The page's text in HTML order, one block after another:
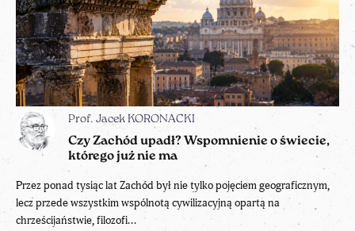
Prof. Jacek KORONACKI
Czy Zachód upadł? Wspomnienie o świecie,
którego już nie ma
Przez ponad tysiąc lat Zachód był nie tylko pojęciem geograficznym,
lecz przede wszystkim wspólnotą cywilizacyjną opartą na
chrześcijaństwie, filozofi...